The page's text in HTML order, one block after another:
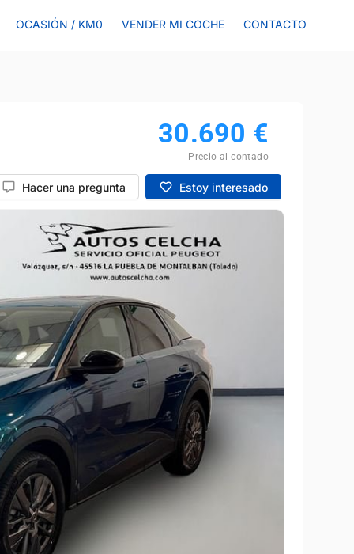
OCASIÓN / KM0 VENDER MI COCHE CONTACTO
30.690 €
Precio al contado
Hacer una pregunta Estoy interesado